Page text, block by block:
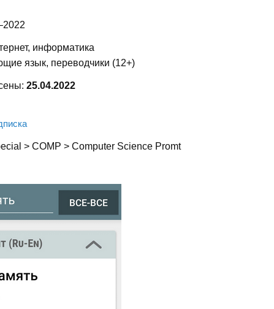
информатика
язык, переводчики (12+)
25.04.2022
> COMP > Computer Science Promt